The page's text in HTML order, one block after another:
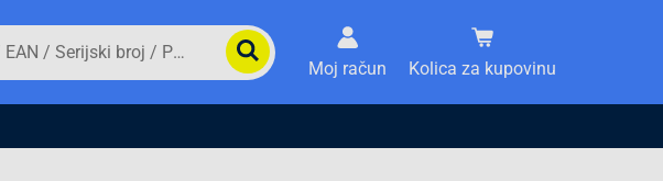
Moj račun Kolica za kupovinu